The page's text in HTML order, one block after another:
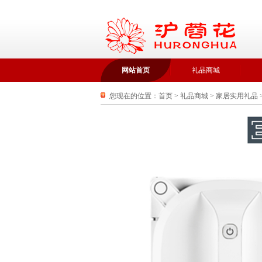
网站首页 礼品商城
您现在的位置： 首页 > 礼品商城 > 家居实用礼品